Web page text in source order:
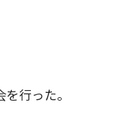
行った。